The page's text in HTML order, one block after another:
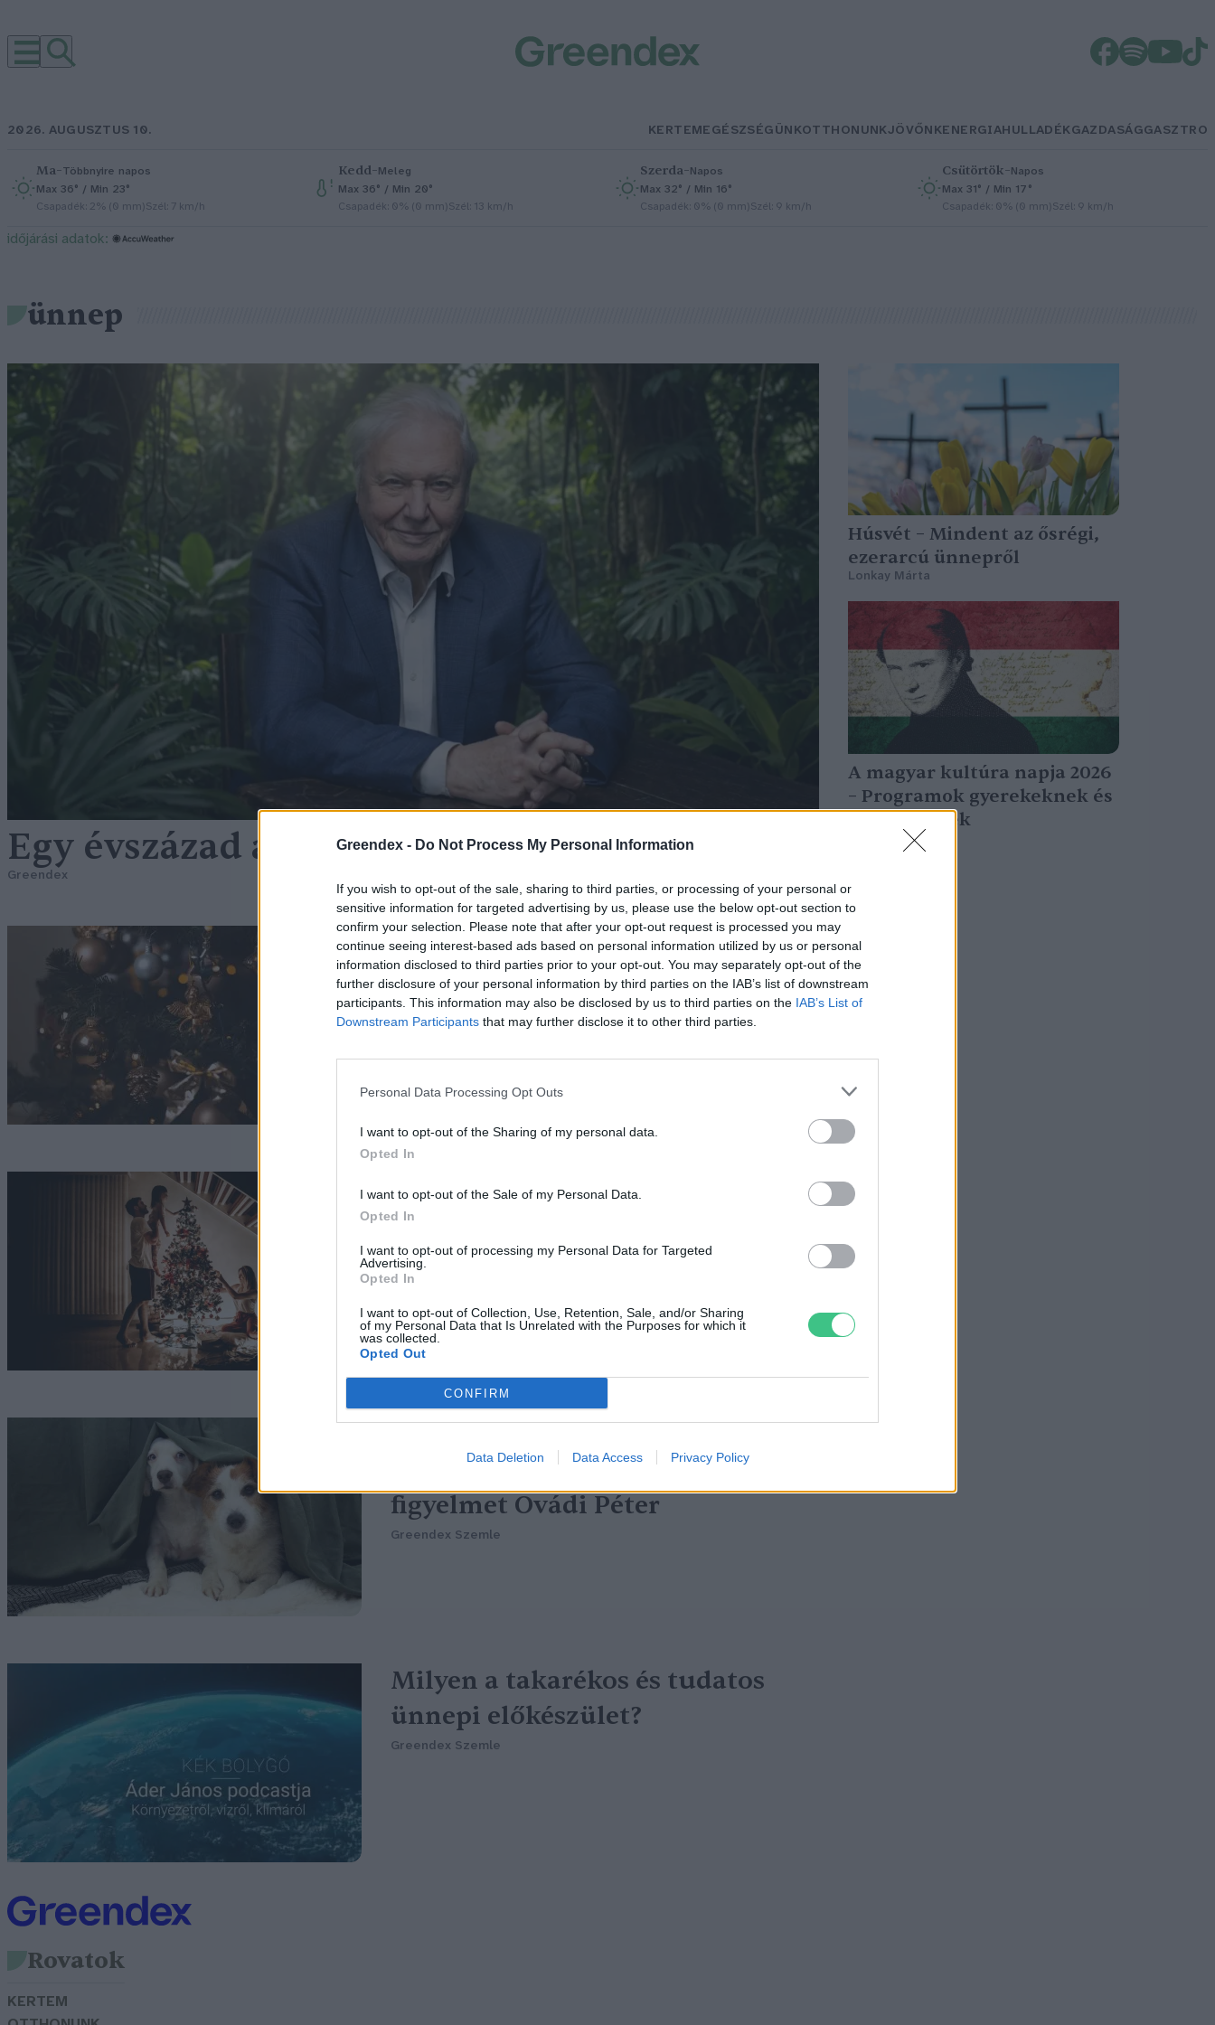
Greendex - Do Not Process My Personal Information
If you wish to opt-out of the sale, sharing to third parties, or processing of your personal or
sensitive information for targeted advertising by us, please use the below opt-out section to
confirm your selection. Please note that after your opt-out request is processed you may
continue seeing interest-based ads based on personal information utilized by us or personal
information disclosed to third parties prior to your opt-out. You may separately opt-out of the
further disclosure of your personal information by third parties on the IAB’s list of downstream
participants. This information may also be disclosed by us to third parties on the IAB’s List of
Downstream Participants that may further disclose it to other third parties.
Personal Data Processing Opt Outs
I want to opt-out of the Sharing of my personal data.
Opted In
I want to opt-out of the Sale of my Personal Data.
Opted In
I want to opt-out of processing my Personal Data for Targeted
Advertising.
Opted In
I want to opt-out of Collection, Use, Retention, Sale, and/or Sharing
of my Personal Data that Is Unrelated with the Purposes for which it
was collected.
Opted Out
CONFIRM
Data Deletion Data Access Privacy Policy
2026. AUGUSZTUS 10. KERTEMEGÉSZSÉGÜNKOTTHONUNKJÖVŐNKENERGIAHULLADÉKGAZDASÁGGASZTRO
Ma–Többnyire napos
Max 36° / Min 23°
Csapadék: 2% (0 mm)Szél: 7 km/h
Kedd–Meleg
Max 36° / Min 20°
Csapadék: 0% (0 mm)Szél: 13 km/h
Szerda–Napos
Max 32° / Min 16°
Csapadék: 0% (0 mm)Szél: 9 km/h
Csütörtök–Napos
Max 31° / Min 17°
Csapadék: 0% (0 mm)Szél: 9 km/h
időjárási adatok:
ünnep
Egy évszázad a természet szolgálatában
Greendex
Húsvét – Mindent az ősrégi,
ezerarcú ünnepről
Lonkay Márta
A magyar kultúra napja 2026
– Programok gyerekeknek és
felnőtteknek
Lonkay Márta
Az első magyarországi
karácsonyfa eredete
Greendex Szemle
Az ünnepi előkészületek
forgatagában – 4 + 1 tipp a
zöldebb karácsonyért
felelős állattartásra hívja fel a
figyelmet Ovádi Péter
Greendex Szemle
Milyen a takarékos és tudatos
ünnepi előkészület?
Greendex Szemle
Rovatok
KERTEM